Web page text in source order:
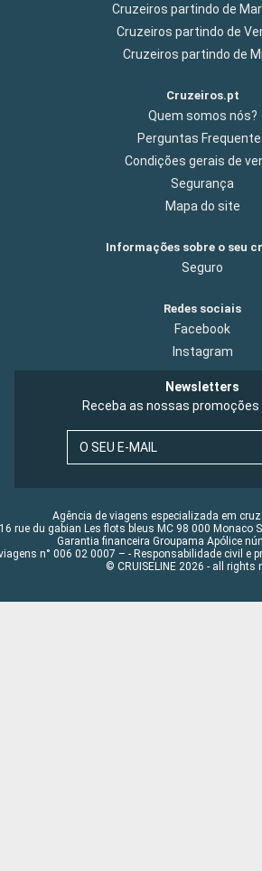
Cruzeiros partindo de
Cruzeiros partindo de
Cruzeiros partindo de
Cruzeiros.pt
Quem somos nós?
Perguntas
Condições gerais de
Segurança
Mapa do site
Informações sobre o seu
Seguro
Redes sociais
Facebook
Instagram
Newsletters
Receba as nossas
O SEU E-MAIL
Agência de viagens especializada em
16 rue du gabian Les flots bleus MC 98 000 Monaco
Garantia financeira Groupama Apólice
n° 006 02 0007 – - Responsabilidade civil e
© CRUISELINE 2026 - all rights